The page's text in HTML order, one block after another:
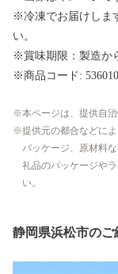
※冷凍でお届けしま
い。
※賞味期限：製造か
※商品コード:
本ページは、提供自
提供元の都合などに
パッケージ、原材料
礼品のパッケージや
い。
静岡県浜松市のご